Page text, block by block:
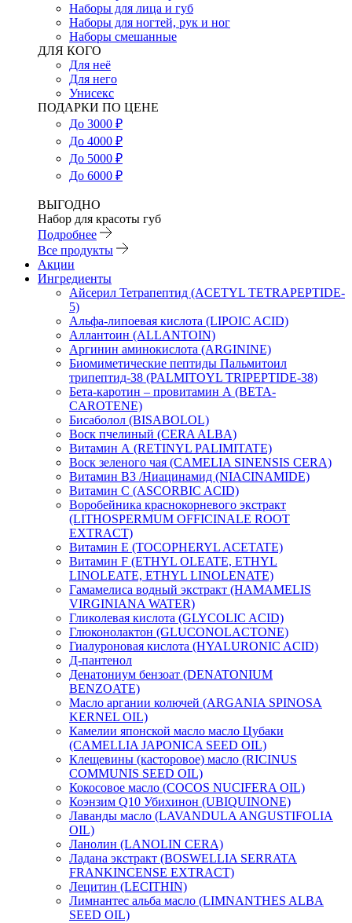
Наборы для лица и губ
Наборы для ногтей, рук и ног
Наборы смешанные
ДЛЯ КОГО
Для неё
Для него
Унисекс
ПОДАРКИ ПО ЦЕНЕ
До 3000 ₽
До 4000 ₽
До 5000 ₽
До 6000 ₽
ВЫГОДНО
Набор для красоты губ
Подробнее
Все продукты
Акции
Ингредиенты
Айсерил Тетрапептид (ACETYL TETRAPEPTIDE-
5)
Альфа-липоевая кислота (LIPOIC ACID)
Аллантоин (ALLANTOIN)
Аргинин аминокислота (ARGININE)
Биомиметические пептиды Пальмитоил
трипептид-38 (PALMITOYL TRIPEPTIDE-38)
Бета-каротин – провитамин А (BETA-
CAROTENE)
Бисаболол (BISABOLOL)
Воск пчелиный (CERA ALBA)
Витамин А (RETINYL PALIMITATE)
Воск зеленого чая (CAMELIA SINENSIS CERA)
Витамин B3 /Ниацинамид (NIACINAMIDE)
Витамин C (ASCORBIC ACID)
Воробейника краснокорневого экстракт
(LITHOSPERMUM OFFICINALE ROOT
EXTRACT)
Витамин Е (TOCOPHERYL ACETATE)
Витамин F (ETHYL OLEATE, ETHYL
LINOLEATE, ETHYL LINOLENATE)
Гамамелиса водный экстракт (HAMAMELIS
VIRGINIANA WATER)
Гликолевая кислота (GLYCOLIC ACID)
Глюконолактон (GLUCONOLACTONE)
Гиалуроновая кислота (HYALURONIC ACID)
Д-пантенол
Денатониум бензоат (DENATONIUM
BENZOATE)
Масло аргании колючей (ARGANIA SPINOSA
KERNEL OIL)
Камелии японской масло масло Цубаки
(CAMELLIA JAPONICA SEED OIL)
Клещевины (касторовое) масло (RICINUS
COMMUNIS SEED OIL)
Кокосовое масло (COCOS NUCIFERA OIL)
Коэнзим Q10 Убихинон (UBIQUINONE)
Лаванды масло (LAVANDULA ANGUSTIFOLIA
OIL)
Ланолин (LANOLIN CERA)
Ладана экстракт (BOSWELLIA SERRATA
FRANKINCENSE EXTRACT)
Лецитин (LECITHIN)
Лимнантес альба масло (LIMNANTHES ALBA
SEED OIL)